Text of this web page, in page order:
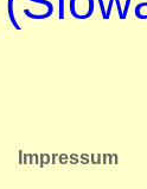
Impressum